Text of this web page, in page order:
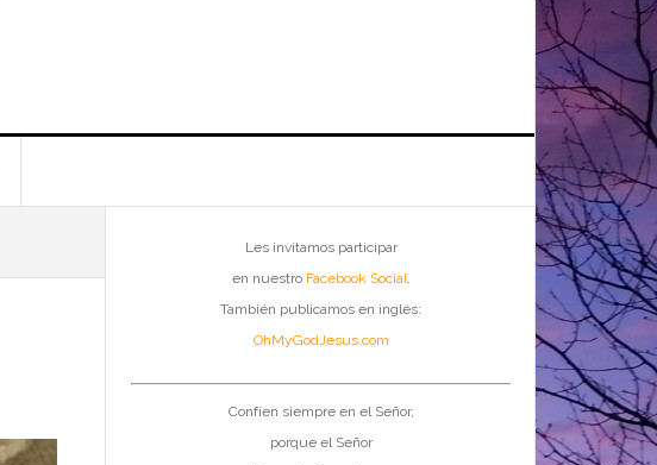
Les invitamos participar
en nuestro Facebook Social.
También publicamos en inglés:
OhMyGodJesus.com
Confíen siempre en el Señor,
porque el Señor